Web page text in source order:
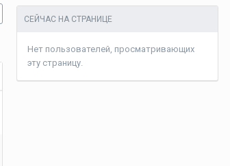
СЕЙЧАС НА СТРАНИЦЕ
Нет пользователей, просматривающих
эту страницу.